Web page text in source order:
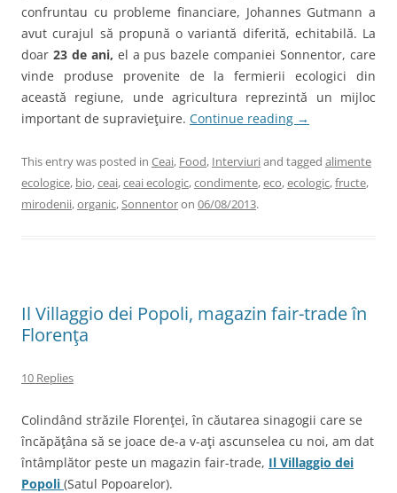
confruntau cu probleme financiare, Johannes Gutmann a
avut curajul să propună o variantă diferită, echitabilă. La
doar 23 de ani, el a pus bazele companiei Sonnentor, care
vinde produse provenite de la fermierii ecologici din
această regiune, unde agricultura reprezintă un mijloc
important de supravieţuire. Continue reading →
This entry was posted in Ceai, Food, Interviuriand tagged alimente
ecologice, bio,ceai,ceai ecologic,condimente,eco,ecologic,fructe,
mirodenii,organic,Sonnentoron 06/08/2013.
Il Villaggio dei Popoli, magazin fair-trade în
Florenţa
10 Replies
Colindând străzile Florenţei, în căutarea sinagogii care se
încăpăţâna să se joace de-a v-aţi ascunselea cu noi, am dat
întâmplător peste un magazin fair-trade, Il Villaggio dei
Popoli (Satul Popoarelor).